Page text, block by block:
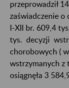
przeprowadził
zaświadczenie o
I-XII br. 609,4
tys. decyzji
chorobowych (
wstrzymanych z
osiągnęła 3